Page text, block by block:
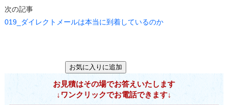
次の記事
019_ダイレクトメールは本当に到着しているのか
お見積はその場でお答えいたします
↓ワンクリックでお電話できます↓